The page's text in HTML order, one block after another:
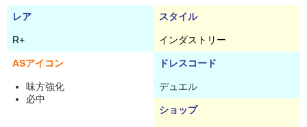
レア スタイル
R+ インダストリー
ASアイコン ドレスコード
味方強化
必中
デュエル
ショップ